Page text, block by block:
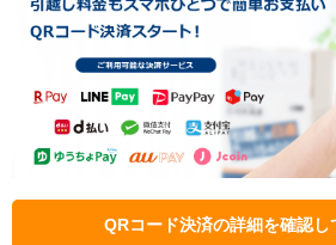
QRコード決済の詳細を確認し